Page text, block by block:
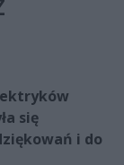
się
i do